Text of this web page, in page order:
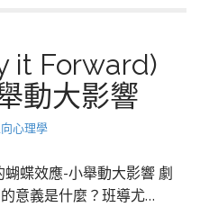
it Forward)
動大影響
心理學
蝶效應-小舉動大影響 劇
意義是什麼？班導尤…